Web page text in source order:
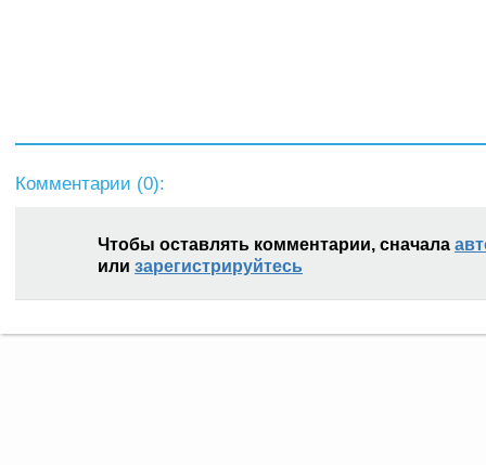
Комментарии (0):
Чтобы оставлять комментарии, сначала
или зарегистрируйтесь